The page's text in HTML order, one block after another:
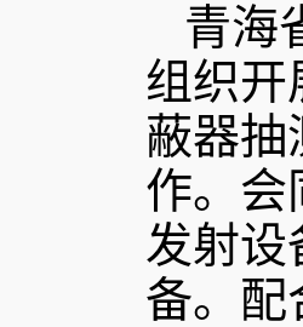
青海
组织开
蔽器抽
作。会
发射设
备。配